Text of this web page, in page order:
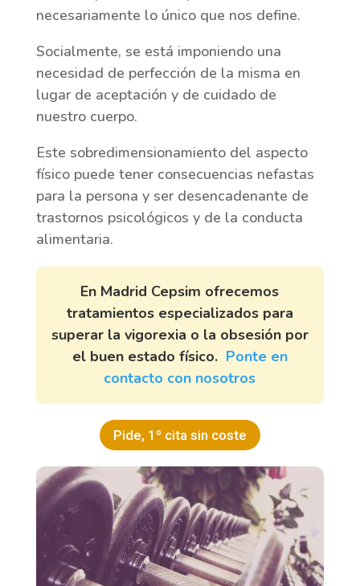
necesariamente lo único que nos define.
Socialmente, se está imponiendo una
necesidad de perfección de la misma en
lugar de aceptación y de cuidado de
nuestro cuerpo.
Este sobredimensionamiento del aspecto
físico puede tener consecuencias nefastas
para la persona y ser desencadenante de
trastornos psicológicos y de la conducta
alimentaria.
En Madrid Cepsim ofrecemos
tratamientos especializados para
superar la vigorexia o la obsesión por
el buen estado físico. Ponte en
contacto con nosotros
Pide, 1º cita sin coste